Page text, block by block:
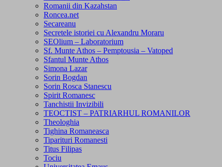
Romanii din Kazahstan
Roncea.net
Secareanu
Secretele istoriei cu Alexandru Moraru
SEOlium – Laboratorium
Sf. Munte Athos – Pemptousia – Vatoped
Sfantul Munte Athos
Simona Lazar
Sorin Bogdan
Sorin Rosca Stanescu
Spirit Romanesc
Tanchistii Invizibili
TEOCTIST – PATRIARHUL ROMANILOR
Theologhia
Tighina Romaneasca
Tiparituri Romanesti
Titus Filipas
Tociu